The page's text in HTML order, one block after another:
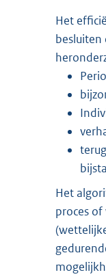
Het
besluiten
Het
proces